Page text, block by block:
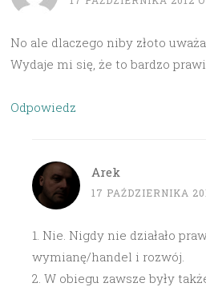
No ale dlaczego niby złoto
Wydaje mi się, że to bardzo
Odpowiedz
Arek
17 PAŹDZIERNIKA
1. Nie. Nigdy nie działało
wymianę/handel i rozwój.
2. W obiegu zawsze były